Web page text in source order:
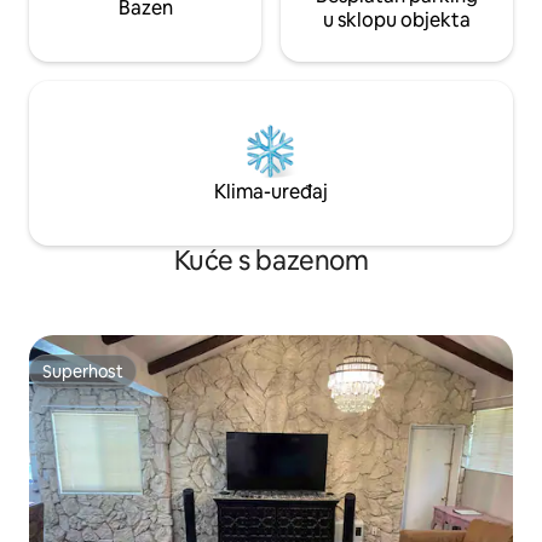
Bazen
u sklopu objekta
Klima-uređaj
Kuće s bazenom
Superhost
Superhost